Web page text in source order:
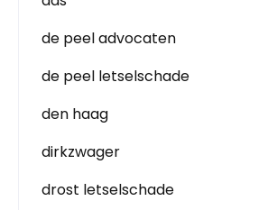
de peel advocaten
de peel letselschade
den haag
dirkzwager
drost letselschade